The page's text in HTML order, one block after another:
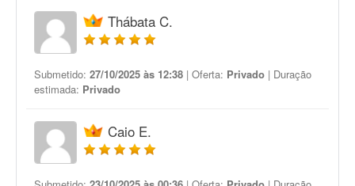
Thábata C.
Submetido: 27/10/2025 às 12:38 | Oferta: Privado | Duração
estimada: Privado
Caio E.